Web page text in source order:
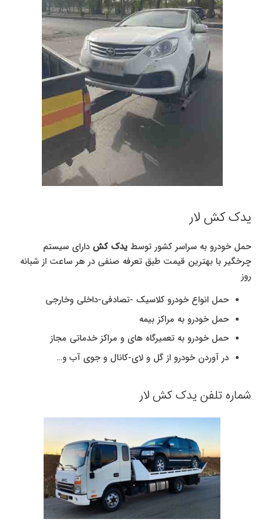
یدک کش لار
حمل خودرو به سراسر کشور توسطیدک کش دارای سیستم
چرخگیر با بهترین قیمت طبق تعرفه صنفی در هر ساعت از شبانه
روز
حمل انواع خودرو کلاسیک -تصادفی-داخلی وخارجی
حمل خودرو به مراکز بیمه
حمل خودرو به تعمیرگاه های و مراکز خدماتی مجاز
در آوردن خودرو از گل و لای-کانال و جوی آب و…
شماره تلفن یدک کش لار